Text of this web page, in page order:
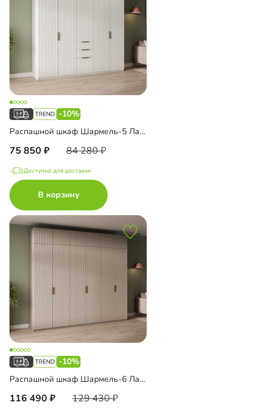
-10%
Распашной шкаф Шармель-5 Лайф с ящиками
75 850 84 280
Доступно для доставки
В корзину
-10%
Распашной шкаф Шармель-6 Лайф с антресолью
116 490 129 430